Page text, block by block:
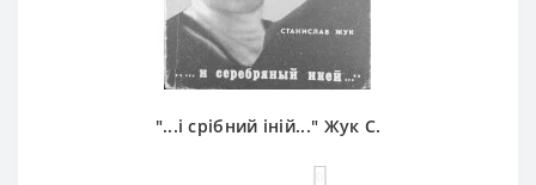
"...і срібний іній..." Жук С.